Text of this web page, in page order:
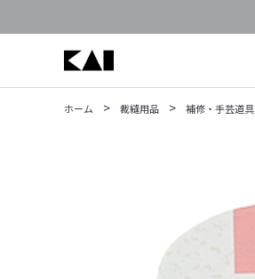
ホーム > 裁縫用品 > 補修・手芸道具